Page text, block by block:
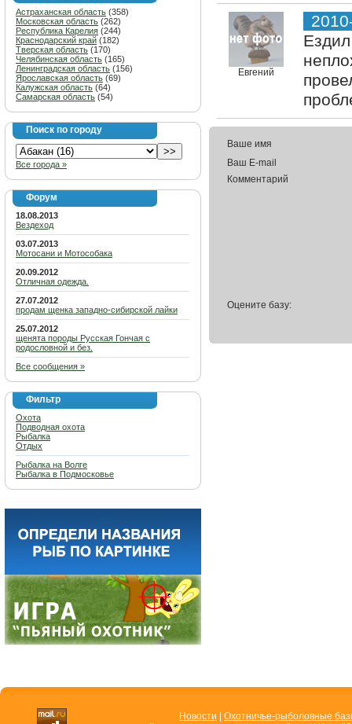
Астраханская область (358)
Московская область (262)
Республика Карелия (244)
Краснодарский край (182)
Тверская область (170)
Челябинская область (165)
Ленинградская область (156)
Ярославская область (69)
Калужская область (64)
Самарская область (54)
Поиск по городу
Все города »
Форум
18.08.2013
Вездеход
03.07.2013
Мотосани и Мотособака
20.09.2012
Отличная одежда.
27.07.2012
продам щенка западно-сибирской лайки
25.07.2012
щенята породы Русская Гончая с
родословной и без.
Все сообщения »
Фильтр
Охота
Подводная охота
Рыбалка
Отдых
Рыбалка на Волге
Рыбалка в Подмосковье
Евгений
Ваше имя
Ваш E-mail
Комментарий
Оцените базу:
Новости
Охотничье-рыболовные